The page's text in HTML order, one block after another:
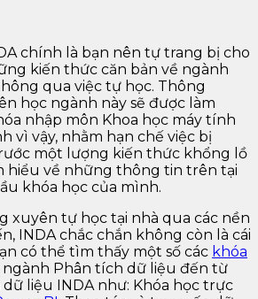
chính là bạn nên tự trang bị cho
kiến thức căn bản về ngành
qua việc tự học. Thông
học ngành này sẽ được làm
nhập môn Khoa học máy tính
vì vậy, nhằm hạn chế việc bị
một lượng kiến thức khổng lồ
hiểu về những thông tin trên tại
khóa học của mình.
xuyên tự học tại nhà qua các nền
INDA chắc chắn không còn là cái
có thể tìm thấy một số các khóa
ngành Phân tích dữ liệu đến từ
liệu INDA như: Khóa học trực